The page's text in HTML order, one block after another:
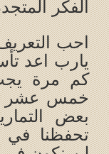
الفكر
احب
يارب اعد
كم مرة
خمس عشر
بعض
تحفظنا في